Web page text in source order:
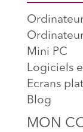
Mini PC
Logiciels
Ecrans
Blog
MON